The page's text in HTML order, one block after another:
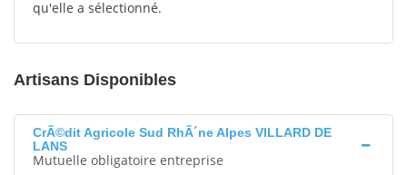
qu'elle a sélectionné.
Artisans Disponibles
CrÃ©dit Agricole Sud RhÃ´ne Alpes VILLARD DE
LANS
Mutuelle obligatoire entreprise